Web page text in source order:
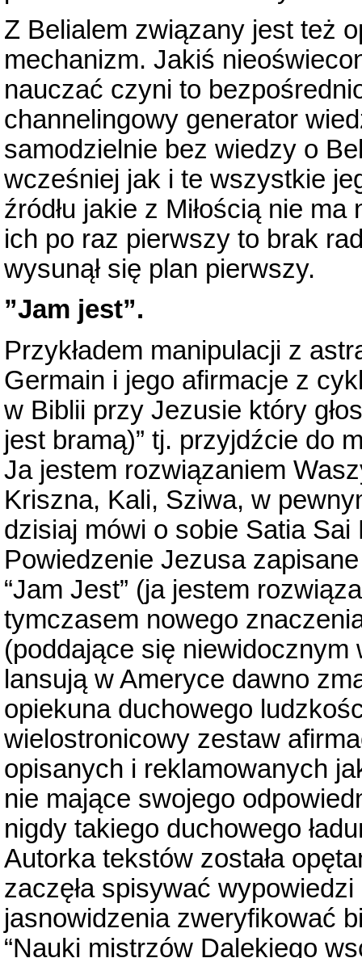
Z Belialem związany jest też
mechanizm. Jakiś
nauczać czyni to
channelingowy generator
samodzielnie bez wiedzy o
wcześniej jak i te wszystkie
źródłu jakie z Miłością nie
ich po raz pierwszy to brak
wysunął się plan pierwszy.
”Jam jest”.
Przykładem manipulacji z
Germain i jego afirmacje z
w Biblii przy Jezusie który
jest bramą)” tj. przyjdźcie do
Ja jestem rozwiązaniem
Kriszna, Kali, Sziwa, w
dzisiaj mówi o sobie Satia
Powiedzenie Jezusa
“Jam Jest” (ja jestem
tymczasem nowego
(poddające się niewidocznym
lansują w Ameryce dawno
opiekuna duchowego
wielostronicowy zestaw
opisanych i reklamowanych
nie mające swojego
nigdy takiego duchowego
Autorka tekstów została
zaczęła spisywać
jasnowidzenia zweryfikować
“Nauki mistrzów Dalekiego